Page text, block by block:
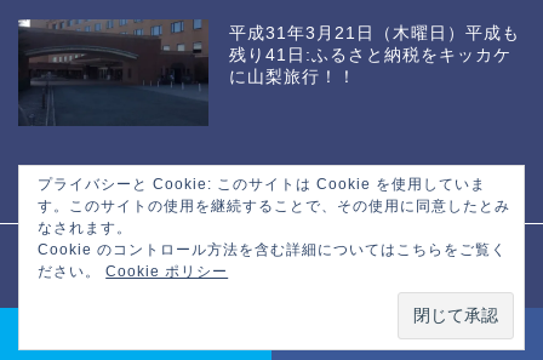
平成31年3月21日（木曜日）平成も
残り41日:ふるさと納税をキッカケ
に山梨旅行！！
プライバシーポリシー 免責事項
2016–2026 マサトの野望
Share on Facebook
プライバシーと Cookie: このサイトは Cookie を使用していま
す。このサイトの使用を継続することで、その使用に同意したとみ
なされます。
Cookie のコントロール方法を含む詳細についてはこちらをご覧く
ださい。Cookie ポリシー